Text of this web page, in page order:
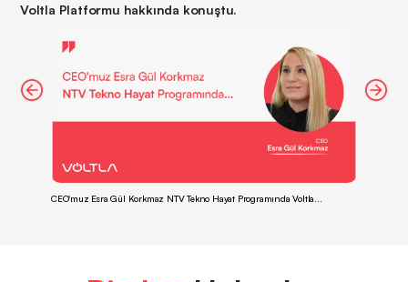
Voltla Platformu hakkında konuştu.
CEO'muz Esra Gül Korkmaz NTV Tekno Hayat Programında Voltla...